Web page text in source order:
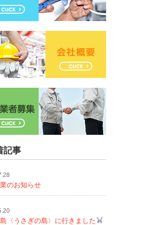
記事
のお知らせ
〈うさぎの島〉に行きました